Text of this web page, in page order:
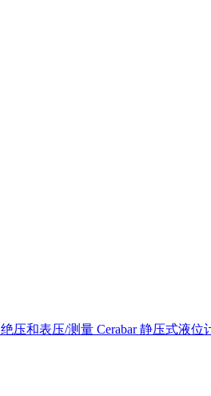
绝压和表压/测量 Cerabar静压式液位